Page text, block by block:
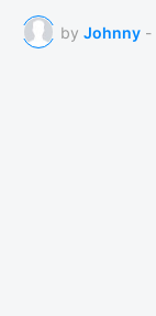
by Johnny -